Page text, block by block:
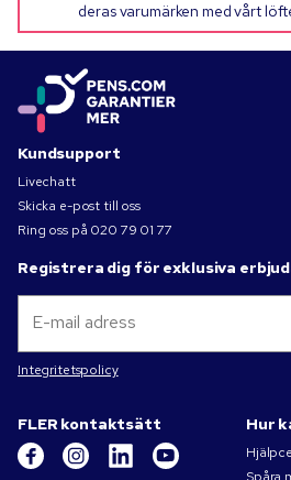
deras varumärken med vårt
Kundsupport
Livechatt
Skicka e-post till oss
Ring oss på 020 79 01 77
Registrera dig för exklusiva
Integritetspolicy
FLER kontaktsätt Hur